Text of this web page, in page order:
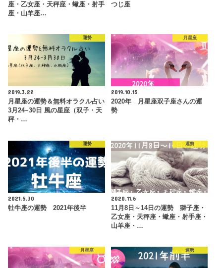
座・乙女座・天秤座・蠍座・射手
座・山羊座…
つじ座
運勢
2019.3.22
月星座の運勢＆無料オラクル占い
3月24~30日 風の星座（双子・天
秤・…
月星座
2019.10.15
2020年 月星座双子座さんの運
勢
運勢
2021.5.30
牡牛座の運勢 2021年後半
運勢
2020.11.6
11月8日～14日の運勢 獅子座・
乙女座・天秤座・蠍座・射手座・
山羊座・…
月星座 運勢